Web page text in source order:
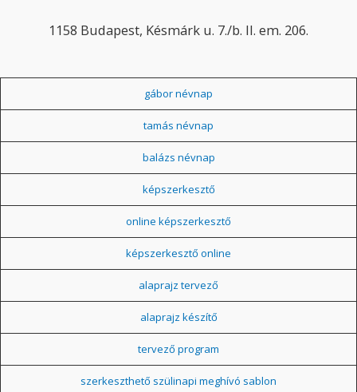
1158 Budapest, Késmárk u. 7./b. II. em. 206.
gábor névnap
tamás névnap
balázs névnap
képszerkesztő
online képszerkesztő
képszerkesztő online
alaprajz tervező
alaprajz készítő
tervező program
szerkeszthető szülinapi meghívó sablon